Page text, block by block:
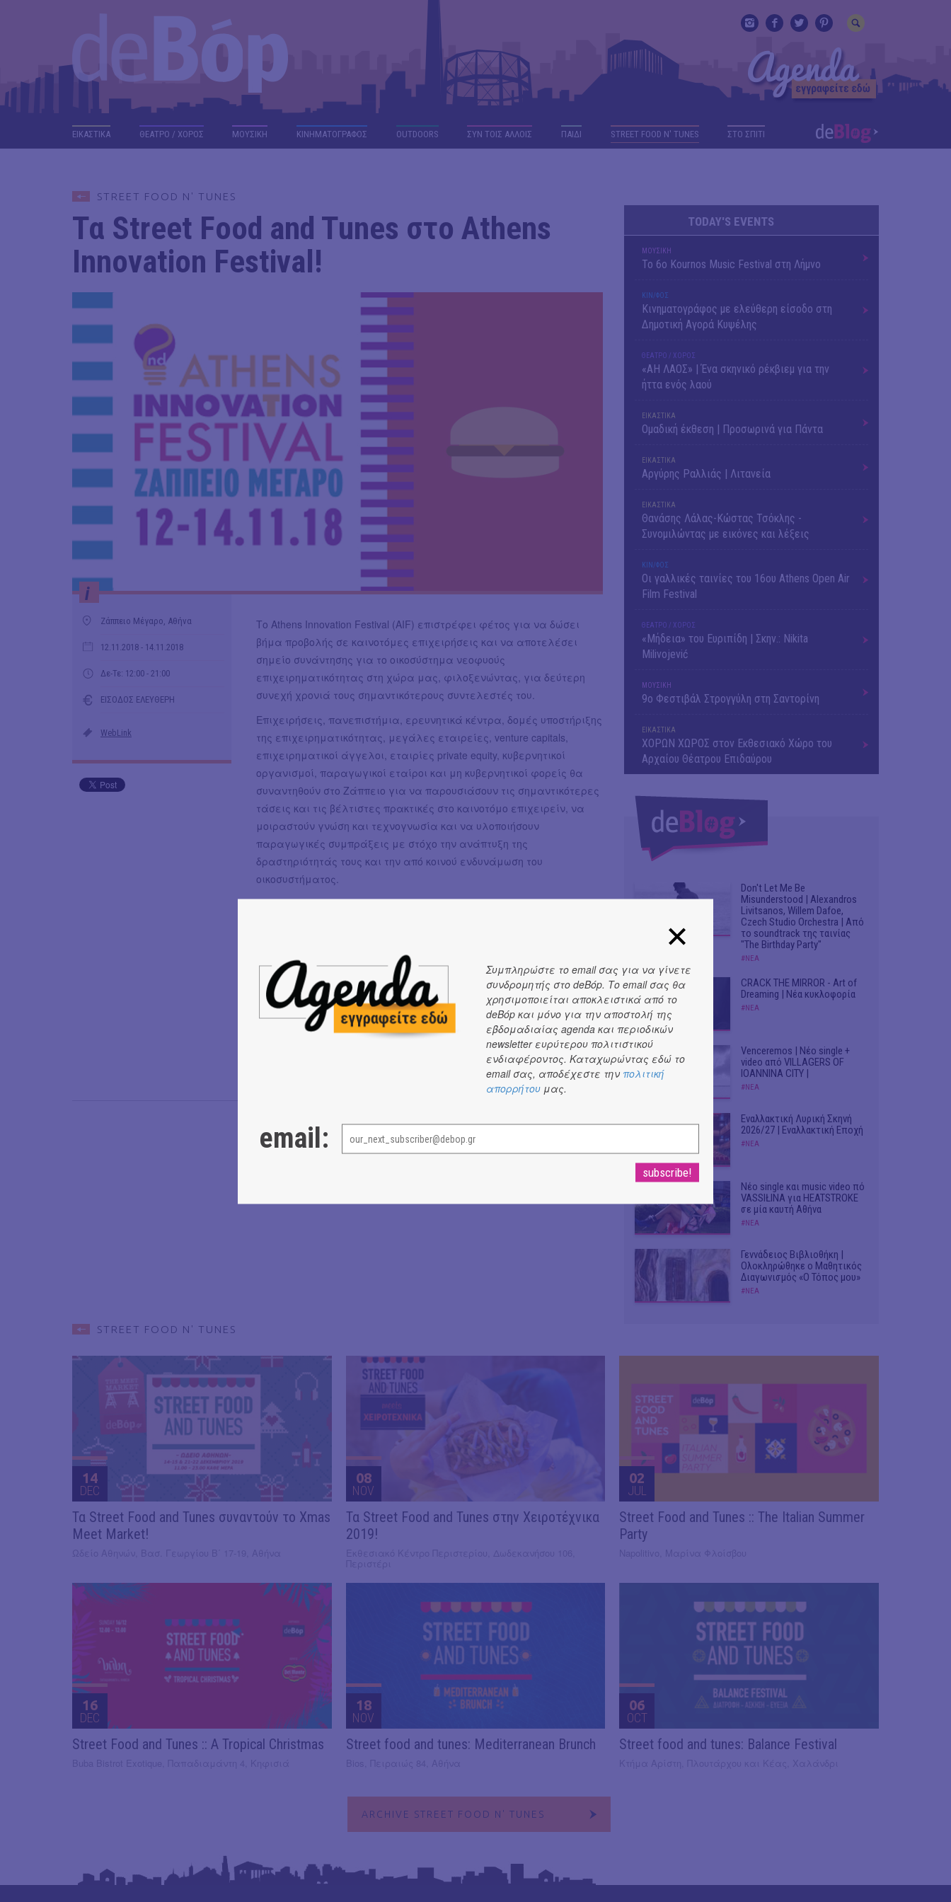
ΕΙΚΑΣΤΙΚΑ ΘΕΑΤΡΟ / ΧΟΡΟΣ ΜΟΥΣΙΚΗ ΚΙΝΗΜΑΤΟΓΡΑΦΟΣ OUTDΟORS ΣΥΝ ΤΟΙΣ ΑΛΛΟΙΣ ΠΑΙΔΙ STREET FOOD N' TUNES ΣΤΟ ΣΠΙΤΙ
STREET FOOD N' TUNES
Τα Street Food and Tunes στο Athens
Innovation Festival!
i
Ζάππειο Μέγαρο, Αθήνα
12.11.2018 - 14.11.2018
Δε-Τε: 12:00 - 21:00
ΕΙΣΟΔΟΣ ΕΛΕΥΘΕΡΗ
WebLink
Tο Athens Innovation Festival (AIF) επιστρέφει φέτος για να δώσει
βήμα προβολής σε καινοτόμες επιχειρήσεις και να αποτελέσει
σημείο συνάντησης για το οικοσύστημα νεοφυούς
επιχειρηματικότητας στη χώρα μας, φιλοξενώντας, για δεύτερη
συνεχή χρονιά τους σημαντικότερους συντελεστές του.
Επιχειρήσεις, πανεπιστήμια, ερευνητικά κέντρα, δομές υποστήριξης
της επιχειρηματικότητας, μεγάλες εταιρείες, venture capitals,
επιχειρηματικοί άγγελοι, εταιρίες private equity, κυβερνητικοί
οργανισμοί, παραγωγικοί εταίροι και μη κυβερνητικοί φορείς θα
συναντηθούν στο Ζάππειο για να παρουσιάσουν τις σημαντικότερες
τάσεις και τις βέλτιστες πρακτικές στο καινοτόμο επιχειρείν, να
μοιραστούν γνώση και τεχνογνωσία και να υλοποιήσουν
παραγωγικές συμπράξεις με στόχο την ανάπτυξη της
δραστηριότητάς τους και την από κοινού ενδυνάμωση του
οικοσυστήματος.
Και μαζί με όλα αυτά..; Ένα street food market από το deBop.gr
Κάπου 50 εκδηλώσεις μετά, σας δίνουμε ραντεβού στο Ζάππειο
για να δώσουμε μία γευστική και fun νότα στο φεστιβάλ με το
Baba Ghanoushμε τα καλύτερα φαλάφελ της πόλης, τοThe Big
Kahuna με λαχταριστά burgers, την Taqueria Mayaμε burritos,
tacos κι άλλες μεξικάνικες λιχουδιές και το42 barstronomyμε
ευρωπαϊκά σνακς, καφέ και κοκτέηλς όπως μόνο αυτό γνωρίζει
TODAY'S EVENTS
ΜΟΥΣΙΚΗ
Το 6ο Kournos Music Festival στη Λήμνο
ΚΙΝ/ΦΟΣ
Κινηματογράφος με ελεύθερη είσοδο στη
Δημοτική Αγορά Κυψέλης
ΘΕΑΤΡΟ / ΧΟΡΟΣ
«ΑΗ ΛΑΟΣ» | Ένα σκηνικό ρέκβιεμ για την
ήττα ενός λαού
ΕΙΚΑΣΤΙΚΑ
Ομαδική έκθεση | Προσωρινά για Πάντα
ΕΙΚΑΣΤΙΚΑ
Αργύρης Ραλλιάς | Λιτανεία
ΕΙΚΑΣΤΙΚΑ
Θανάσης Λάλας-Κώστας Τσόκλης -
Συνομιλώντας με εικόνες και λέξεις
ΚΙΝ/ΦΟΣ
Οι γαλλικές ταινίες του 16ου Athens Open Air
Film Festival
ΘΕΑΤΡΟ / ΧΟΡΟΣ
«Μήδεια» του Ευριπίδη | Σκην.: Nikita
Milivojević
ΜΟΥΣΙΚΗ
9o Φεστιβάλ Στρογγύλη στη Σαντορίνη
ΕΙΚΑΣΤΙΚΑ
ΧΟΡΩΝ ΧΩΡΟΣ στον Εκθεσιακό Χώρο του
Αρχαίου Θέατρου Επιδαύρου
Don't Let Me Be
Misunderstood | Alexandros
Livitsanos, Willem Dafoe,
Czech Studio Orchestra | Από
το soundtrack της ταινίας
"The Birthday Party"
#ΝΕΑ
CRACK THE MIRROR - Art of
Dreaming | Νέα κυκλοφορία
#ΝΕΑ
Venceremos | Νέο single +
video από VILLAGERS OF
IOANNINA CITY |
#ΝΕΑ
Εναλλακτική Λυρική Σκηνή
2026/27 | Εναλλακτική Εποχή
#ΝΕΑ
Νέο single και music video πό
VASSIŁINA για HEATSTROKE
σε μία καυτή Αθήνα
#ΝΕΑ
Γεννάδειος Βιβλιοθήκη |
Ολοκληρώθηκε ο Μαθητικός
Διαγωνισμός «Ο Τόπος μου»
#ΝΕΑ
STREET FOOD N' TUNES
14
DEC
Τα Street Food and Tunes συναντούν το Xmas
Meet Market!
08
NOV
Τα Street Food and Tunes στην Χειροτέχνικα
2019!
02
JUL
Street Food and Tunes :: The Italian Summer
Party
16
DEC
Street Food and Tunes :: A Tropical Christmas
18
NOV
Street food and tunes: Mediterranean Brunch
06
OCT
Street food and tunes: Balance Festival
ARCHIVE STREET FOOD N' TUNES
Συμπληρώστε το email σας για να γίνετε
συνδρομητής στο deBόp. Το email σας θα
χρησιμοποιείται αποκλειστικά από το
deBόp και μόνο για την αποστολή της
εβδομαδιαίας agenda και περιοδικών
newsletter ευρύτερου πολιτιστικού
ενδιαφέροντος. Καταχωρώντας εδώ το
email σας, αποδέχεστε την πολιτική
απορρήτου μας.
email: